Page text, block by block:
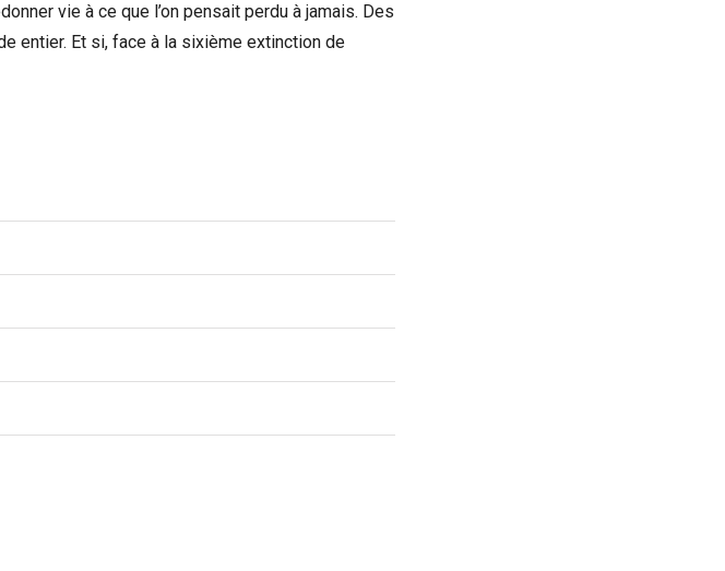
vie à ce que l’on pensait perdu à jamais. Des
entier. Et si, face à la sixième extinction de